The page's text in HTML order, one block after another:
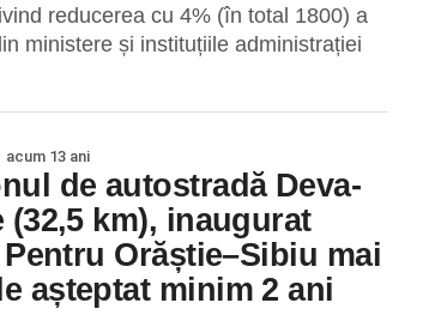
reducerea cu 4% (în total 1800) a
ministere și instituțiile administrației
acum 13 ani
de autostradă Deva-
(32,5 km), inaugurat
Orăștie–Sibiu mai
așteptat minim 2 ani